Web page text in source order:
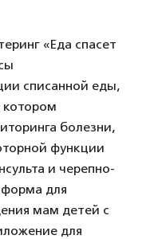
«Еда спасет
списанной еды,
котором
болезни,
функции
и черепно-
для
мам детей с
для